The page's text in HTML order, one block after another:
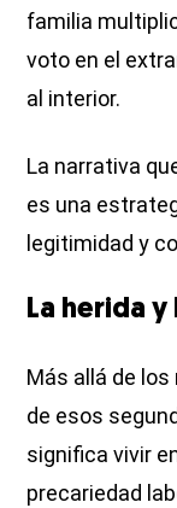
familia
voto en el
al interior.
La narrativa
es una
legitimidad y
La herida y
Más allá de los
de esos
significa vivir
precariedad